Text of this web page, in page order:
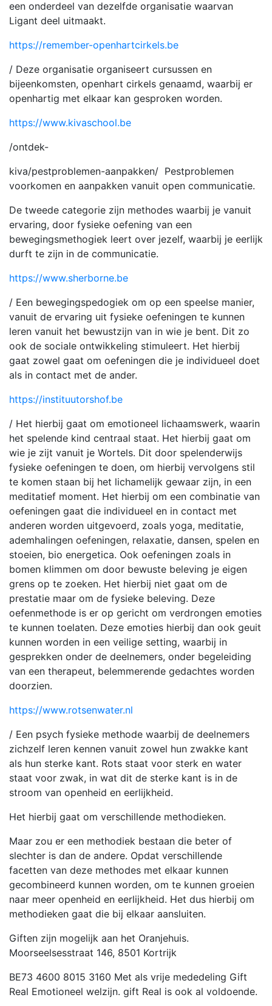
een onderdeel van dezelfde organisatie waarvan
Ligant deel uitmaakt.
https://remember-openhartcirkels.be
/ Deze organisatie organiseert cursussen en
bijeenkomsten, openhart cirkels genaamd, waarbij er
openhartig met elkaar kan gesproken worden.
https://www.kivaschool.be
/ontdek-
kiva/pestproblemen-aanpakken/ Pestproblemen
voorkomen en aanpakken vanuit open communicatie.
De tweede categorie zijn methodes waarbij je vanuit
ervaring, door fysieke oefening van een
bewegingsmethogiek leert over jezelf, waarbij je eerlijk
durft te zijn in de communicatie.
https://www.sherborne.be
/ Een bewegingspedogiek om op een speelse manier,
vanuit de ervaring uit fysieke oefeningen te kunnen
leren vanuit het bewustzijn van in wie je bent. Dit zo
ook de sociale ontwikkeling stimuleert. Het hierbij
gaat zowel gaat om oefeningen die je individueel doet
als in contact met de ander.
https://instituutorshof.be
/ Het hierbij gaat om emotioneel lichaamswerk, waarin
het spelende kind centraal staat. Het hierbij gaat om
wie je zijt vanuit je Wortels. Dit door spelenderwijs
fysieke oefeningen te doen, om hierbij vervolgens stil
te komen staan bij het lichamelijk gewaar zijn, in een
meditatief moment. Het hierbij om een combinatie van
oefeningen gaat die individueel en in contact met
anderen worden uitgevoerd, zoals yoga, meditatie,
ademhalingen oefeningen, relaxatie, dansen, spelen en
stoeien, bio energetica. Ook oefeningen zoals in
bomen klimmen om door bewuste beleving je eigen
grens op te zoeken. Het hierbij niet gaat om de
prestatie maar om de fysieke beleving. Deze
oefenmethode is er op gericht om verdrongen emoties
te kunnen toelaten. Deze emoties hierbij dan ook geuit
kunnen worden in een veilige setting, waarbij in
gesprekken onder de deelnemers, onder begeleiding
van een therapeut, belemmerende gedachtes worden
doorzien.
https://www.rotsenwater.nl
/ Een psych fysieke methode waarbij de deelnemers
zichzelf leren kennen vanuit zowel hun zwakke kant
als hun sterke kant. Rots staat voor sterk en water
staat voor zwak, in wat dit de sterke kant is in de
stroom van openheid en eerlijkheid.
Het hierbij gaat om verschillende methodieken.
Maar zou er een methodiek bestaan die beter of
slechter is dan de andere. Opdat verschillende
facetten van deze methodes met elkaar kunnen
gecombineerd kunnen worden, om te kunnen groeien
naar meer openheid en eerlijkheid. Het dus hierbij om
methodieken gaat die bij elkaar aansluiten.
Giften zijn mogelijk aan het Oranjehuis.
Moorseelsesstraat 146, 8501 Kortrijk
BE73 4600 8015 3160 Met als vrije mededeling Gift
Real Emotioneel welzijn. gift Real is ook al voldoende.